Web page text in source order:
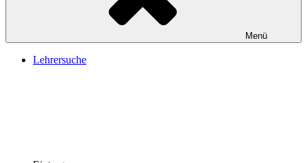
Menü
Lehrersuche